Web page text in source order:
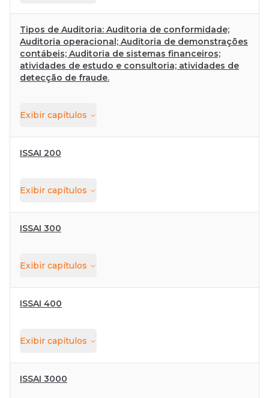
Tipos de Auditoria: Auditoria de conformidade;
Auditoria operacional; Auditoria de demonstrações
contábeis; Auditoria de sistemas financeiros;
atividades de estudo e consultoria; atividades de
detecção de fraude.
Exibir capítulos
ISSAI 200
Exibir capítulos
ISSAI 300
Exibir capítulos
ISSAI 400
Exibir capítulos
ISSAI 3000